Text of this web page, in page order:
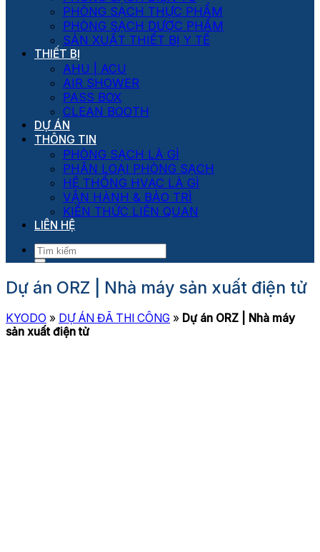
PHÒNG SẠCH THỰC PHẨM
PHÒNG SẠCH DƯỢC PHẨM
SẢN XUẤT THIẾT BỊ Y TẾ
THIẾT BỊ
AHU | ACU
AIR SHOWER
PASS BOX
CLEAN BOOTH
DỰ ÁN
THÔNG TIN
PHÒNG SẠCH LÀ GÌ
PHÂN LOẠI PHÒNG SẠCH
HỆ THỐNG HVAC LÀ GÌ
VẬN HÀNH & BẢO TRÌ
KIẾN THỨC LIÊN QUAN
LIÊN HỆ
Dự án ORZ | Nhà máy sản xuất điện tử
KYODO » DỰ ÁN ĐÃ THI CÔNG » Dự án ORZ | Nhà máy
sản xuất điện tử